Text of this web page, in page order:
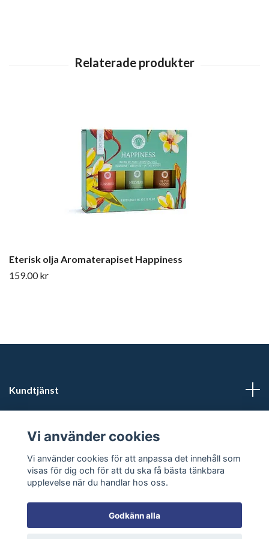
Eterisk olja Aromaterapiset Happiness
159.00 kr
Kundtjänst
Sociala medier
Vi använder cookies
Vi använder cookies för att anpassa det innehåll som
visas för dig och för att du ska få bästa tänkbara
upplevelse när du handlar hos oss.
Godkänn alla